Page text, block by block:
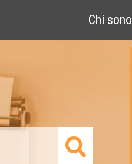
Chi sono